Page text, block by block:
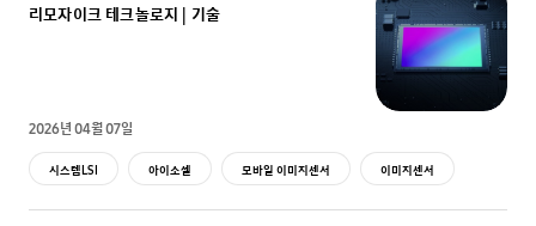
리모자이크 테크놀로지 | 기술
2026년 04월 07일
시스템LSI 아이소셀 모바일 이미지센서 이미지센서